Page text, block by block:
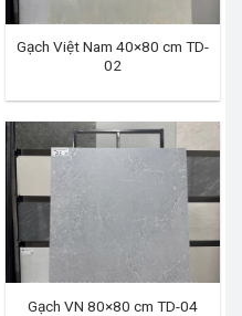
Gạch Việt Nam 40×80 cm TD-
02
Gạch VN 80×80 cm TD-04